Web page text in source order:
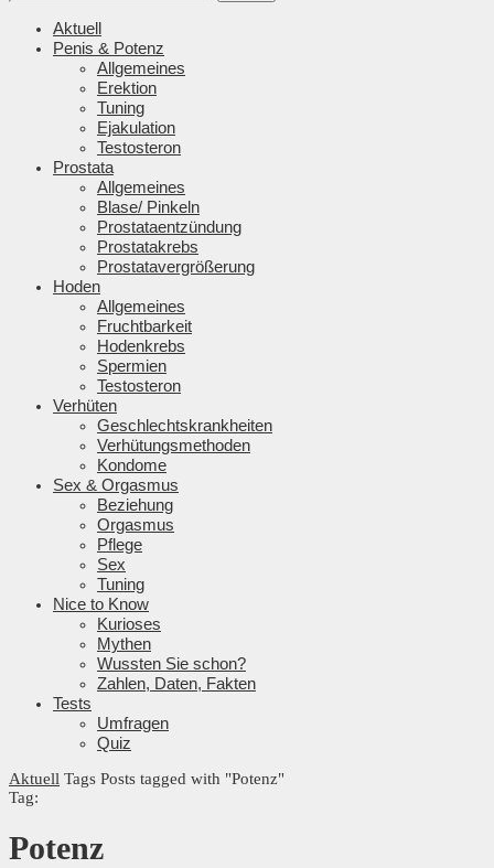
Aktuell
Penis & Potenz
Allgemeines
Erektion
Tuning
Ejakulation
Testosteron
Prostata
Allgemeines
Blase/ Pinkeln
Prostataentzündung
Prostatakrebs
Prostatavergrößerung
Hoden
Allgemeines
Fruchtbarkeit
Hodenkrebs
Spermien
Testosteron
Verhüten
Geschlechtskrankheiten
Verhütungsmethoden
Kondome
Sex & Orgasmus
Beziehung
Orgasmus
Pflege
Sex
Tuning
Nice to Know
Kurioses
Mythen
Wussten Sie schon?
Zahlen, Daten, Fakten
Tests
Umfragen
Quiz
Aktuell Tags Posts tagged with "Potenz"
Tag:
Potenz